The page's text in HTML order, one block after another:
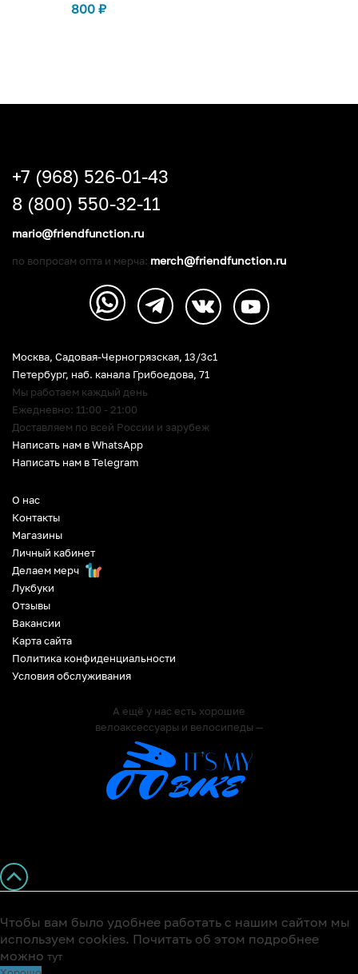
800 ₽
О нас
Контакты
Магазины
Личный кабинет
Делаем мерч
Лукбуки
Отзывы
Вакансии
Карта сайта
Политика конфиденциальности
Условия обслуживания
А ещё у нас есть хорошие
велоаксессуары и велосипеды —
Москва, Садовая-Черногрязская, 13/3c1
Петербург, наб. канала Грибоедова, 71
Мы работаем каждый день
Ежедневно: 11:00 - 21:00
Доставляем по всей России и зарубеж
Написать нам в WhatsApp
Написать нам в Telegram
+7 (968) 526-01-43
8 (800) 550-32-11
mario@friendfunction.ru
по вопросам опта и мерча: merch@friendfunction.ru
Чтобы вам было удобнее работать с нашим сайтом мы
используем cookies. Почитать об этом подробнее
можно тут